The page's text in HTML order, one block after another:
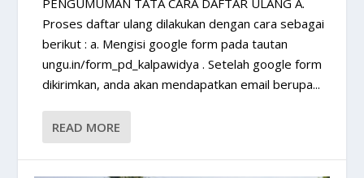
PENGUMUMAN TATA CARA DAFTAR ULANG A.
Proses daftar ulang dilakukan dengan cara sebagai
berikut : a. Mengisi google form pada tautan
ungu.in/form_pd_kalpawidya . Setelah google form
dikirimkan, anda akan mendapatkan email berupa...
READ MORE